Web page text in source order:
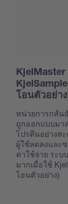
KjelMaster
โอนตัวอย่า
หน่วยการกลั่น
ถูกออกแบบมา
โปรตีนอย่างส
ผู้ใช้ลดลงและ
ค่าใช้จ่าย ระ
มากเมื่อใช้
โอนตัวอย่าง)